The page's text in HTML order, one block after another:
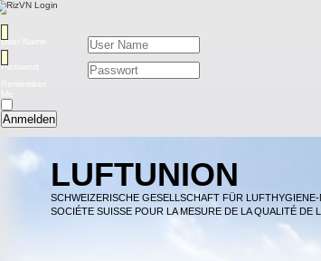
User Name
Passwort
Remember
Me
Anmelden
LUFTUNION
SCHWEIZERISCHE GESELLSCHAFT FÜR LUFTHYGIENE-
SOCIÉTE SUISSE POUR LA MESURE DE LA QUALITÉ DE